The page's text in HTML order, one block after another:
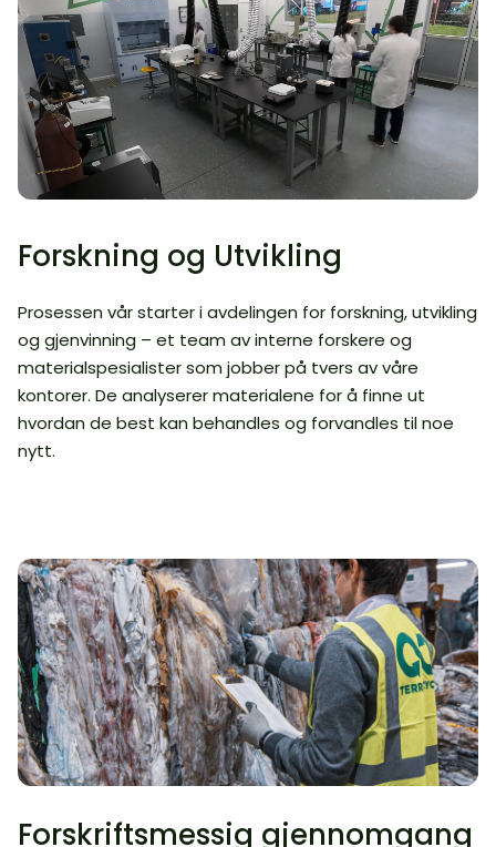
Forskning og Utvikling
Prosessen vår starter i avdelingen for forskning, utvikling
og gjenvinning – et team av interne forskere og
materialspesialister som jobber på tvers av våre
kontorer. De analyserer materialene for å finne ut
hvordan de best kan behandles og forvandles til noe
nytt.
Forskriftsmessig gjennomgang